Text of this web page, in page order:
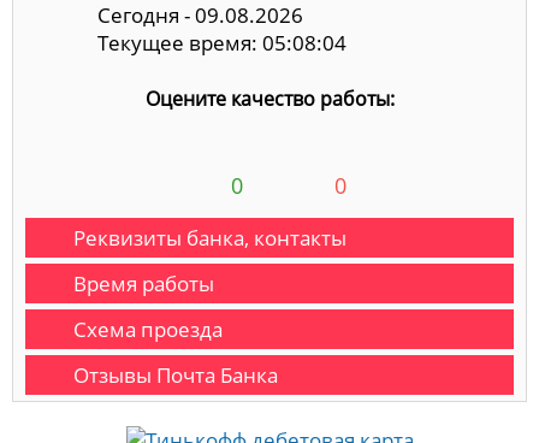
Сегодня - 09.08.2026
Текущее время: 05:08:04
Оцените качество работы:
0 0
Реквизиты банка, контакты
Время работы
Схема проезда
Отзывы Почта Банка